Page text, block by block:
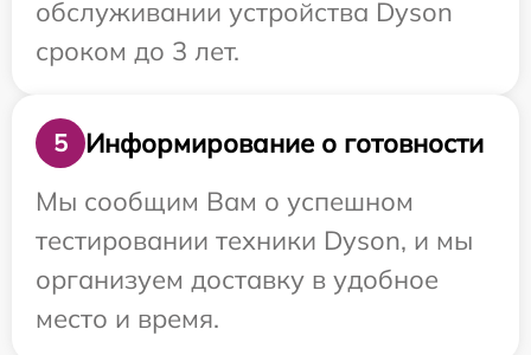
обслуживании устройства Dyson
сроком до 3 лет.
5
Информирование о готовности
Мы сообщим Вам о успешном
тестировании техники Dyson, и мы
организуем доставку в удобное
место и время.